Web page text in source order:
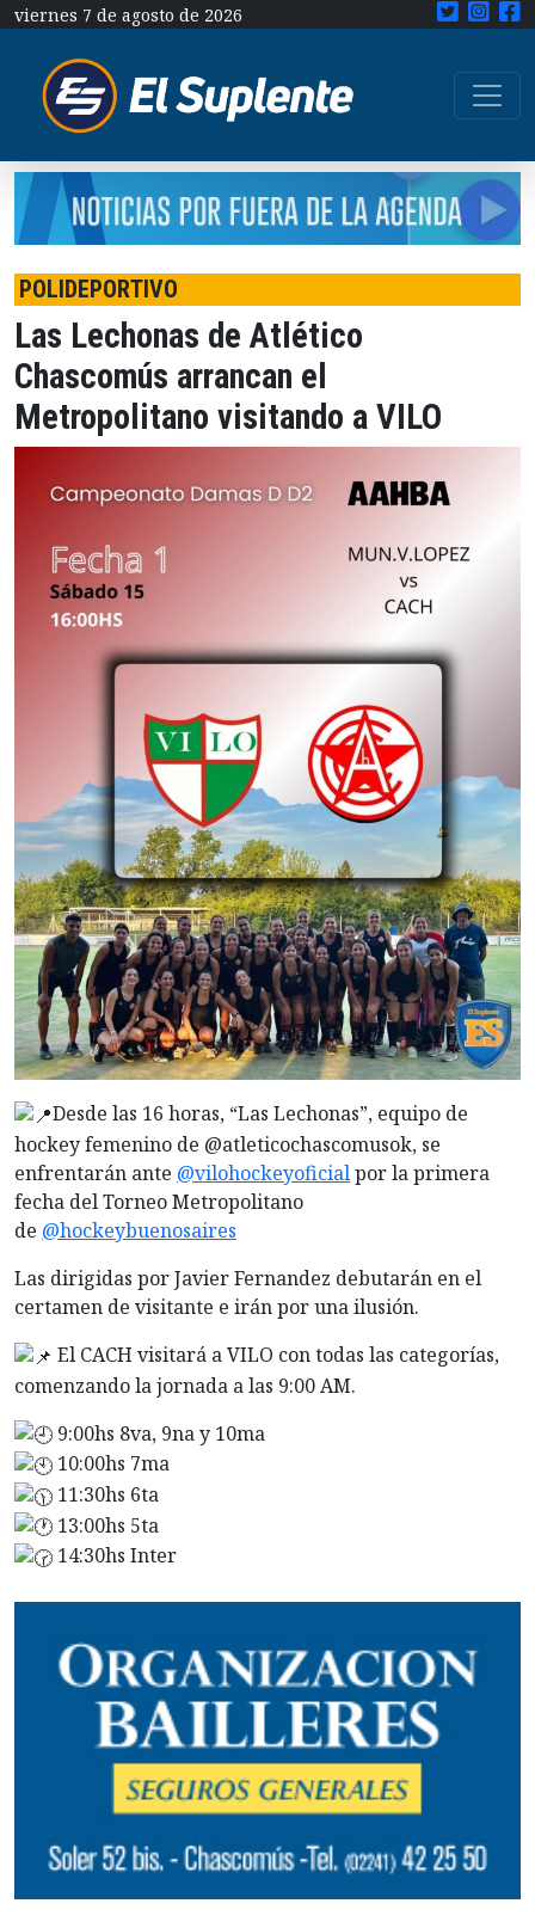
viernes 7 de agosto de 2026
POLIDEPORTIVO
Las Lechonas de Atlético
Chascomús arrancan el
Metropolitano visitando a VILO
Desde las 16 horas, “Las Lechonas”, equipo de
hockey femenino de @atleticochascomusok, se
enfrentarán ante @vilohockeyoficialpor la primera
fecha del Torneo Metropolitano
de @hockeybuenosaires
Las dirigidas por Javier Fernandez debutarán en el
certamen de visitante e irán por una ilusión.
El CACH visitará a VILO con todas las categorías,
comenzando la jornada a las 9:00 AM.
9:00hs 8va, 9na y 10ma
10:00hs 7ma
11:30hs 6ta
13:00hs 5ta
14:30hs Inter